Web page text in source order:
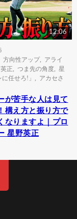
12:06
方向性アップ
アライ
正 つま先の角度
星
任せろ!」
アカセさ
が苦手な人は見て
構え方と振り方で
なりますよ｜プロ
星野英正